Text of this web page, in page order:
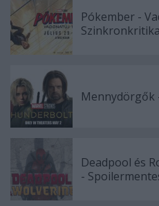
Pókember -
Szinkronkritika
Mennydörgők
Deadpool és
-